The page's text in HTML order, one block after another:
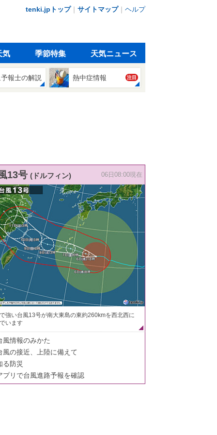
tenki.jpトップ｜ サイトマップ｜ ヘルプ
気 季節特集 天気ニュース
報士の解説 熱中症情報 注目
13号 (ドルフィン) 06日08:00現在
強い台風13号が南大東島の東約260kmを西北西に
います
風情報のみかた
風の接近、上陸に備えて
る防災
プリで台風進路予報を確認